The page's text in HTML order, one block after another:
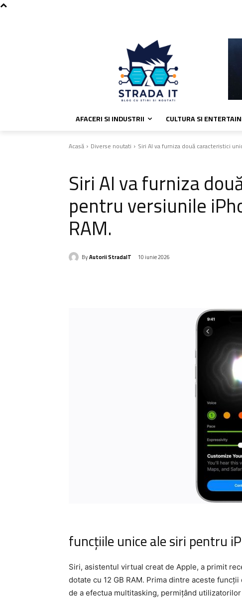
AFACERI SI INDUSTRII CULTURA SI
Acasă Diverse noutati Siri AI va furniza două caracteristici
Siri AI va furniza
pentru versiunile
RAM.
ByAutorii StradaIT 10 iunie 2026
funcțiile unice ale siri pentru
Siri, asistentul virtual creat de Apple, a primit
dotate cu 12 GB RAM. Prima dintre aceste
de a efectua multitasking, permițând